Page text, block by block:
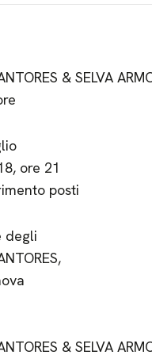
& SELVA
ore 21
posti
degli
& SELVA